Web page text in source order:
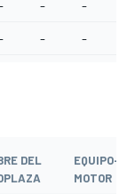
- -
- -
DEL
EQUIPO-
MOTOR